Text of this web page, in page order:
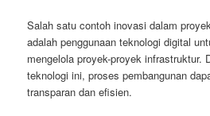
Salah satu contoh inovasi dalam
adalah penggunaan teknologi digital
mengelola proyek-proyek infrastruktur.
teknologi ini, proses pembangunan
transparan dan efisien.